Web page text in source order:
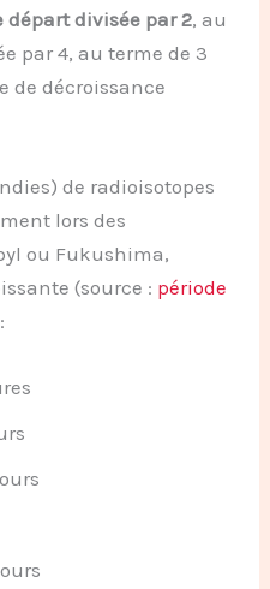
divisée par 2, au
par 4, au terme de 3
de décroissance
de radioisotopes
lors des
ou Fukushima,
(source : période